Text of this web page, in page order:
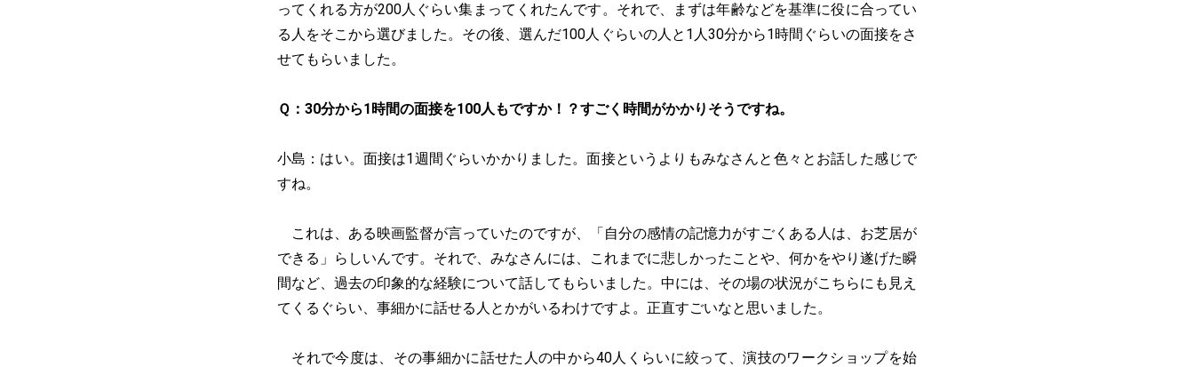
ってくれる方が200人ぐらい集まってくれたんです。それで、まずは年齢などを基準に役に合ってい
る人をそこから選びました。その後、選んだ100人ぐらいの人と1人30分から1時間ぐらいの面接をさ
せてもらいました。
Ｑ：30分から1時間の面接を100人もですか！？すごく時間がかかりそうですね。
小島：はい。面接は1週間ぐらいかかりました。面接というよりもみなさんと色々とお話した感じで
すね。
これは、ある映画監督が言っていたのですが、「自分の感情の記憶力がすごくある人は、お芝居が
できる」らしいんです。それで、みなさんには、これまでに悲しかったことや、何かをやり遂げた瞬
間など、過去の印象的な経験について話してもらいました。中には、その場の状況がこちらにも見え
てくるぐらい、事細かに話せる人とかがいるわけですよ。正直すごいなと思いました。
それで今度は、その事細かに話せた人の中から40人くらいに絞って、演技のワークショップを始